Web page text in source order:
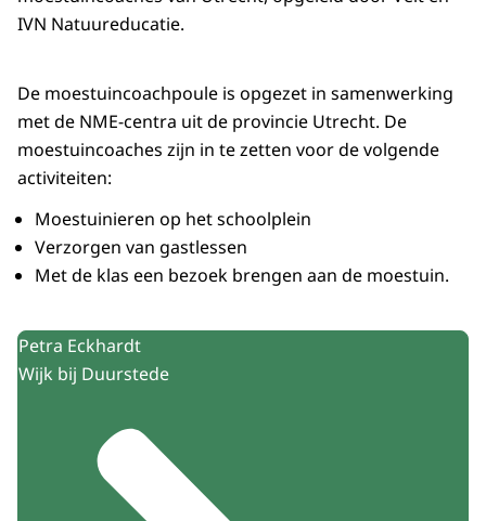
IVN Natuureducatie.
De moestuincoachpoule is opgezet in samenwerking
met de NME-centra uit de provincie Utrecht. De
moestuincoaches zijn in te zetten voor de volgende
activiteiten:
Moestuinieren op het schoolplein
Verzorgen van gastlessen
Met de klas een bezoek brengen aan de moestuin.
Uitgelicht
Petra Eckhardt
Wijk bij Duurstede